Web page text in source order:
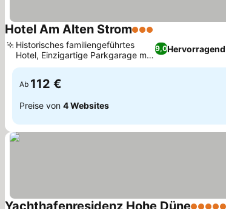
Hotel Am Alten Strom3 Sterne
9,0Hervorragend
Historisches familiengeführtes
Hotel, Einzigartige Parkgarage mit
Autoaufzug
Ab 112 €
Preise von 4 Websites
Yachthafenresidenz Hohe Düne